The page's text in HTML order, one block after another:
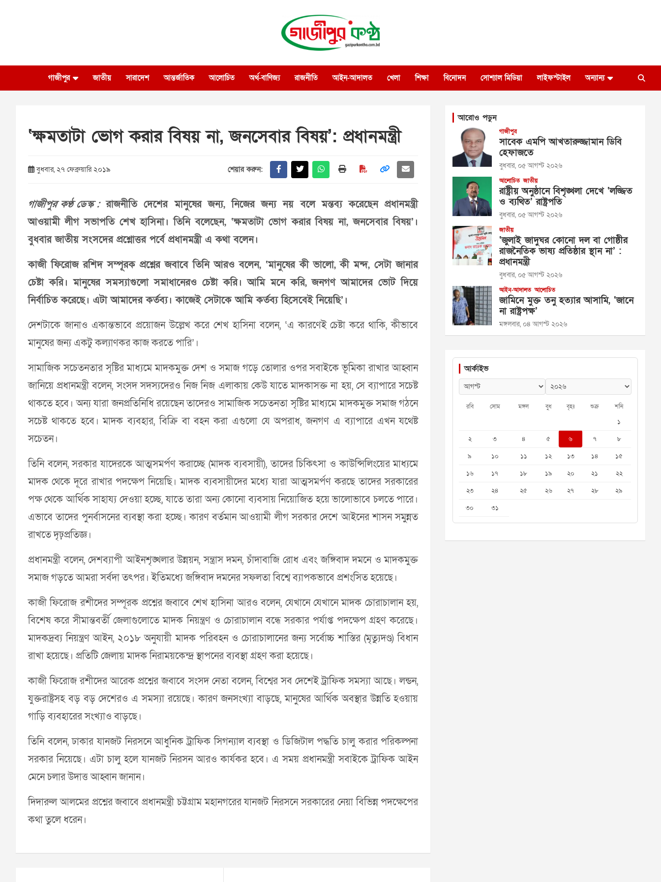
গাজীপুর কণ্ঠ
গাজীপুর জাতীয় সারাদেশ আন্তর্জাতিক আলোচিত অর্থ-বাণিজ্য রাজনীতি আইন-আদালত খেলা শিক্ষা বিনোদন সোশ্যাল মিডিয়া লাইফস্টাইল অন্যান্য
‘ক্ষমতাটা ভোগ করার বিষয় না, জনসেবার বিষয়’: প্রধানমন্ত্রী
বুধবার, ২৭ ফেব্রুয়ারি ২০১৯ শেয়ার করুন:
গাজীপুর কণ্ঠ ডেস্ক :রাজনীতি দেশের মানুষের জন্য, নিজের জন্য নয় বলে মন্তব্য করেছেন প্রধানমন্ত্রী
আওয়ামী লীগ সভাপতি শেখ হাসিনা। তিনি বলেছেন, ‘ক্ষমতাটা ভোগ করার বিষয় না, জনসেবার বিষয়’।
বুধবার জাতীয় সংসদের প্রশ্নোত্তর পর্বে প্রধানমন্ত্রী এ কথা বলেন।
কাজী ফিরোজ রশিদ সম্পূরক প্রশ্নের জবাবে তিনি আরও বলেন, ‘মানুষের কী ভালো, কী মন্দ, সেটা জানার
চেষ্টা করি। মানুষের সমস্যাগুলো সমাধানেরও চেষ্টা করি। আমি মনে করি, জনগণ আমাদের ভোট দিয়ে
নির্বাচিত করেছে। এটা আমাদের কর্তব্য। কাজেই সেটাকে আমি কর্তব্য হিসেবেই নিয়েছি’।
দেশটাকে জানাও একান্তভাবে প্রয়োজন উল্লেখ করে শেখ হাসিনা বলেন, ‘এ কারণেই চেষ্টা করে থাকি, কীভাবে
মানুষের জন্য একটু কল্যাণকর কাজ করতে পারি’।
সামাজিক সচেতনতার সৃষ্টির মাধ্যমে মাদকমুক্ত দেশ ও সমাজ গড়ে তোলার ওপর সবাইকে ভূমিকা রাখার আহ্বান
জানিয়ে প্রধানমন্ত্রী বলেন, সংসদ সদস্যদেরও নিজ নিজ এলাকায় কেউ যাতে মাদকাসক্ত না হয়, সে ব্যাপারে সচেষ্ট
থাকতে হবে। অন্য যারা জনপ্রতিনিধি রয়েছেন তাদেরও সামাজিক সচেতনতা সৃষ্টির মাধ্যমে মাদকমুক্ত সমাজ গঠনে
সচেষ্ট থাকতে হবে। মাদক ব্যবহার, বিক্রি বা বহন করা এগুলো যে অপরাধ, জনগণ এ ব্যাপারে এখন যথেষ্ট
সচেতন।
তিনি বলেন, সরকার যাদেরকে আত্মসমর্পণ করাচ্ছে (মাদক ব্যবসায়ী), তাদের চিকিৎসা ও কাউন্সিলিংয়ের মাধ্যমে
মাদক থেকে দূরে রাখার পদক্ষেপ নিয়েছি। মাদক ব্যবসায়ীদের মধ্যে যারা আত্মসমর্পণ করছে তাদের সরকারের
পক্ষ থেকে আর্থিক সাহায্য দেওয়া হচ্ছে, যাতে তারা অন্য কোনো ব্যবসায় নিয়োজিত হয়ে ভালোভাবে চলতে পারে।
এভাবে তাদের পুনর্বাসনের ব্যবস্থা করা হচ্ছে। কারণ বর্তমান আওয়ামী লীগ সরকার দেশে আইনের শাসন সমুন্নত
রাখতে দৃঢ়প্রতিজ্ঞ।
প্রধানমন্ত্রী বলেন, দেশব্যাপী আইনশৃঙ্খলার উন্নয়ন, সন্ত্রাস দমন, চাঁদাবাজি রোধ এবং জঙ্গিবাদ দমনে ও মাদকমুক্ত
সমাজ গড়তে আমরা সর্বদা তৎপর। ইতিমধ্যে জঙ্গিবাদ দমনের সফলতা বিশ্বে ব্যাপকভাবে প্রশংসিত হয়েছে।
কাজী ফিরোজ রশীদের সম্পূরক প্রশ্নের জবাবে শেখ হাসিনা আরও বলেন, যেখানে যেখানে মাদক চোরাচালান হয়,
বিশেষ করে সীমান্তবর্তী জেলাগুলোতে মাদক নিয়ন্ত্রণ ও চোরাচালান বন্ধে সরকার পর্যাপ্ত পদক্ষেপ গ্রহণ করেছে।
মাদকদ্রব্য নিয়ন্ত্রণ আইন, ২০১৮ অনুযায়ী মাদক পরিবহন ও চোরাচালানের জন্য সর্বোচ্চ শাস্তির (মৃত্যুদণ্ড) বিধান
রাখা হয়েছে। প্রতিটি জেলায় মাদক নিরাময়কেন্দ্র স্থাপনের ব্যবস্থা গ্রহণ করা হয়েছে।
কাজী ফিরোজ রশীদের আরেক প্রশ্নের জবাবে সংসদ নেতা বলেন, বিশ্বের সব দেশেই ট্রাফিক সমস্যা আছে। লন্ডন,
যুক্তরাষ্ট্রসহ বড় বড় দেশেরও এ সমস্যা রয়েছে। কারণ জনসংখ্যা বাড়ছে, মানুষের আর্থিক অবস্থার উন্নতি হওয়ায়
গাড়ি ব্যবহারের সংখ্যাও বাড়ছে।
তিনি বলেন, ঢাকার যানজট নিরসনে আধুনিক ট্রাফিক সিগন্যাল ব্যবস্থা ও ডিজিটাল পদ্ধতি চালু করার পরিকল্পনা
সরকার নিয়েছে। এটা চালু হলে যানজট নিরসন আরও কার্যকর হবে। এ সময় প্রধানমন্ত্রী সবাইকে ট্রাফিক আইন
মেনে চলার উদাত্ত আহ্বান জানান।
দিদারুল আলমের প্রশ্নের জবাবে প্রধানমন্ত্রী চট্টগ্রাম মহানগরের যানজট নিরসনে সরকারের নেয়া বিভিন্ন পদক্ষেপের
কথা তুলে ধরেন।
আরোও পড়ুন
গাজীপুর
সাবেক এমপি আখতারুজ্জামান ডিবি
হেফাজতে
বুধবার, ০৫ আগস্ট ২০২৬
আলোচিত জাতীয়
রাষ্ট্রীয় অনুষ্ঠানে বিশৃঙ্খলা দেখে ‘লজ্জিত
ও ব্যথিত’ রাষ্ট্রপতি
বুধবার, ০৫ আগস্ট ২০২৬
জাতীয়
‘জুলাই জাদুঘর কোনো দল বা গোষ্ঠীর
রাজনৈতিক ভাষ্য প্রতিষ্ঠার স্থান না’ :
প্রধানমন্ত্রী
বুধবার, ০৫ আগস্ট ২০২৬
আইন-আদালত আলোচিত
জামিনে মুক্ত তনু হত্যার আসামি, ‘জানে
না রাষ্ট্রপক্ষ’
মঙ্গলবার, ০৪ আগস্ট ২০২৬
আর্কাইভ
রবি সোম মঙ্গল বুধ বৃহঃ শুক্র শনি
১
২
৩ ৪ ৫ ৬ ৭
৮
৯
১০ ১১ ১২ ১৩ ১৪
১৫
১৬
১৭ ১৮ ১৯ ২০ ২১
২২
২৩
২৪ ২৫ ২৬ ২৭ ২৮
২৯
৩০
৩১